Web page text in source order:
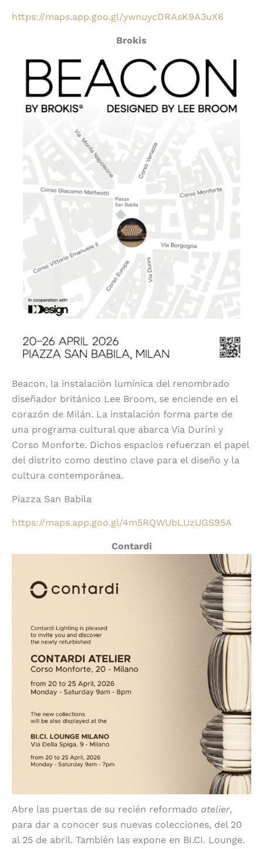
https://maps.app.goo.gl/ywnuycDRAsK9A3uX6
Brokis
Beacon, la instalación lumínica del renombrado
diseñador británico Lee Broom, se enciende en el
corazón de Milán. La instalación forma parte de
una programa cultural que abarca Via Durini y
Corso Monforte. Dichos espacios refuerzan el papel
del distrito como destino clave para el diseño y la
cultura contemporánea.
Piazza San Babila
https://maps.app.goo.gl/4m5RQWUbLUzUGS95A
Contardi
Abre las puertas de su recién reformado atelier,
para dar a conocer sus nuevas colecciones, del 20
al 25 de abril. También las expone en BI.CI. Lounge.